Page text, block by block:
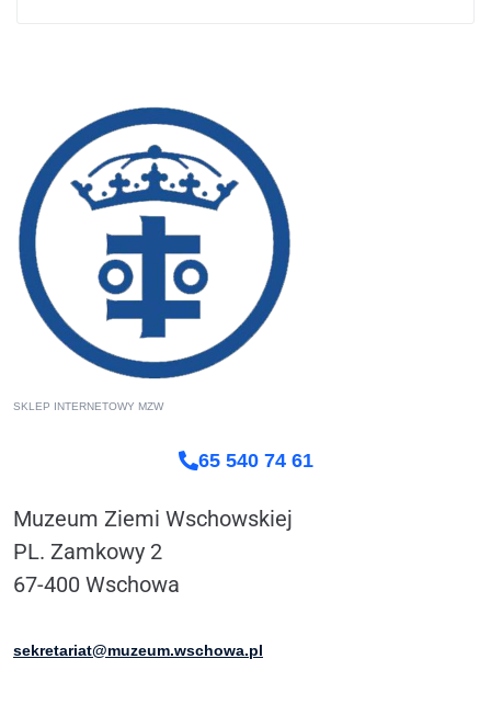
SKLEP INTERNETOWY MZW
65 540 74 61
Muzeum Ziemi Wschowskiej
PL. Zamkowy 2
67-400 Wschowa
sekretariat@muzeum.wschowa.pl